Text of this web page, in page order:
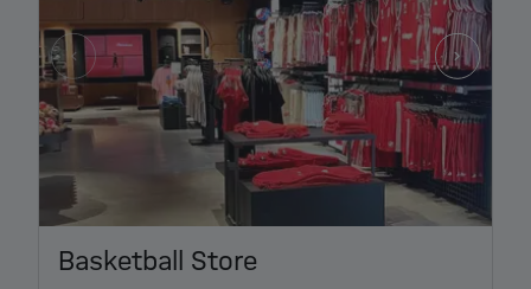
Basketball Store